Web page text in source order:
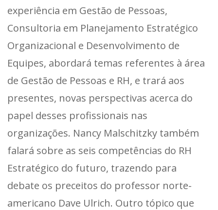
experiência em Gestão de Pessoas,
Consultoria em Planejamento Estratégico
Organizacional e Desenvolvimento de
Equipes, abordará temas referentes à área
de Gestão de Pessoas e RH, e trará aos
presentes, novas perspectivas acerca do
papel desses profissionais nas
organizações. Nancy Malschitzky também
falará sobre as seis competências do RH
Estratégico do futuro, trazendo para
debate os preceitos do professor norte-
americano Dave Ulrich. Outro tópico que